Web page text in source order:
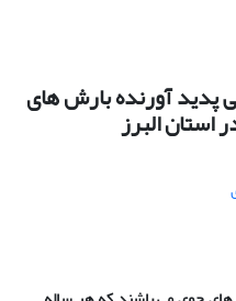
پدید آورنده بارش های
استان البرز